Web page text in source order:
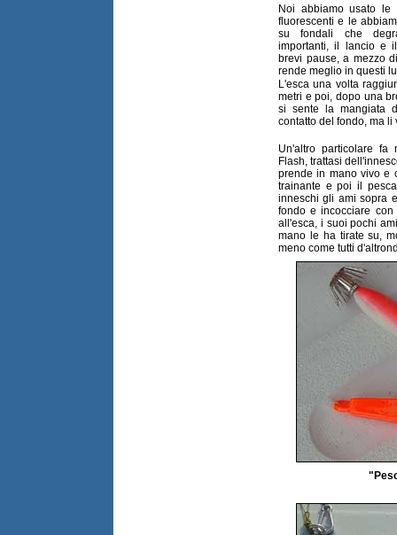
Noi abbiamo usato le
fluorescenti e le
su fondali che
importanti, il lancio e
brevi pause, a mezzo
rende meglio in questi
L'esca una volta
metri e poi, dopo una
si sente la mangiata
contatto del fondo, ma li
Un'altro particolare fa
Flash, trattasi
prende in mano vivo e
trainante e poi il
inneschi gli ami sopra
fondo e incocciare
all'esca, i suoi pochi
mano le ha tirate su,
meno come tutti